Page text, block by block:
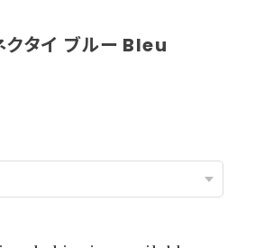
クタイ ブルー Bleu